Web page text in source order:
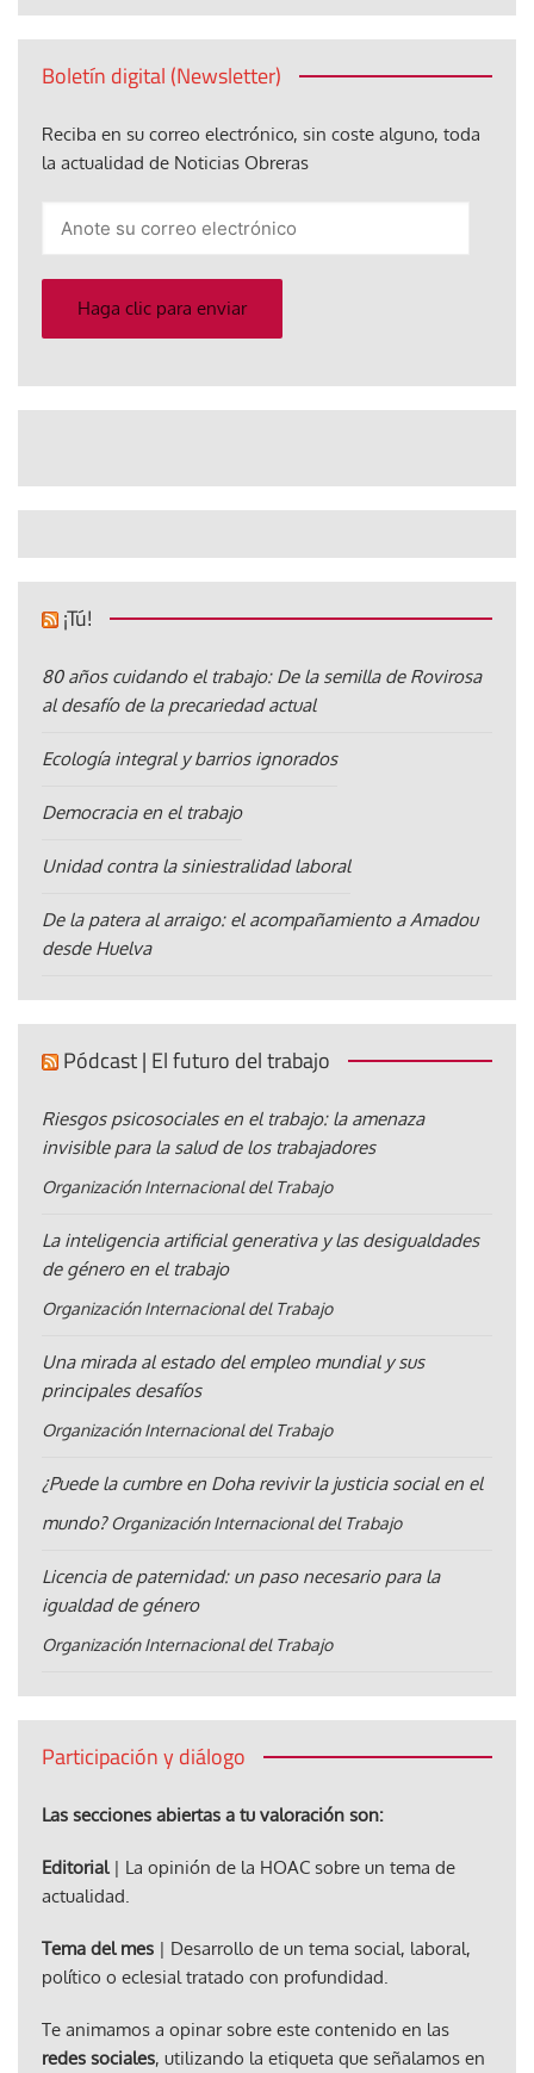
Boletín digital (Newsletter)
Reciba en su correo electrónico, sin coste alguno, toda
la actualidad de Noticias Obreras
electrónico
Haga clic para enviar
¡Tú!
80 años cuidando el trabajo: De la semilla de Rovirosa
al desafío de la precariedad actual
Ecología integral y barrios ignorados
Democracia en el trabajo
Unidad contra la siniestralidad laboral
De la patera al arraigo: el acompañamiento a Amadou
desde Huelva
Pódcast | El futuro del trabajo
Riesgos psicosociales en el trabajo: la amenaza
invisible para la salud de los trabajadores
Organización Internacional del Trabajo
La inteligencia artificial generativa y las desigualdades
de género en el trabajo
Organización Internacional del Trabajo
Una mirada al estado del empleo mundial y sus
principales desafíos
Organización Internacional del Trabajo
¿Puede la cumbre en Doha revivir la justicia social en el
mundo? Organización Internacional del Trabajo
Licencia de paternidad: un paso necesario para la
igualdad de género
Organización Internacional del Trabajo
Participación y diálogo
Las secciones abiertas a tu valoración son:
Editorial| La opinión de la HOAC sobre un tema de
actualidad.
Tema del mes | Desarrollo de un tema social, laboral,
político o eclesial tratado con profundidad.
Te animamos a opinar sobre este contenido en las
redes sociales, utilizando la etiqueta que señalamos en